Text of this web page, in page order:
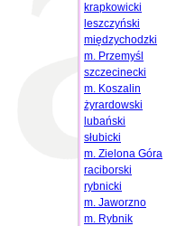
krapkowicki
leszczyński
międzychodzki
m. Przemyśl
szczecinecki
m. Koszalin
żyrardowski
lubański
słubicki
m. Zielona Góra
raciborski
rybnicki
m. Jaworzno
m. Rybnik